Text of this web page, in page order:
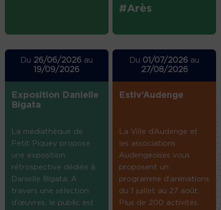
#Arès
Du 26/06/2026 au
19/09/2026
Exposition Danielle
Bigata
La médiathèque de
Petit Piquey propose
une exposition
rétrospective dédiée à
Danielle Bigata. A
travers une sélection
d’œuvres, le public est
Du 01/07/2026 au
27/08/2026
Estiv’Audenge
La Ville d’Audenge et
les associations
Audengeoises vous
proposent un
programme d’animations
du 1 juillet au 27 août.
Plus de 200 activités